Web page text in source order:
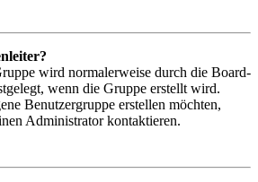
wird normalerweise durch die Board-
wenn die Gruppe erstellt wird.
Benutzergruppe erstellen möchten,
Administrator kontaktieren.